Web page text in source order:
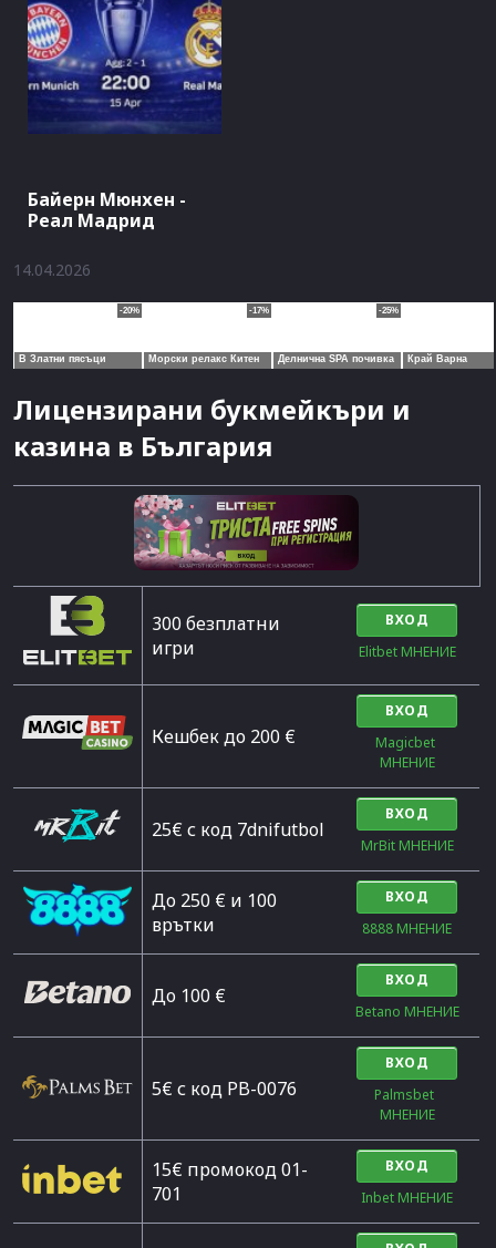
Байерн Мюнхен -
Реал Мадрид
14.04.2026
Лицензирани букмейкъри и
казина в България
300 безплатни
игри
ВХОД
Elitbet МНЕНИЕ
Кешбек до 200 €
ВХОД
Magicbet
МНЕНИЕ
25€ с код 7dnifutbol
ВХОД
MrBit МНЕНИЕ
До 250 € и 100
врътки
ВХОД
8888 МНЕНИЕ
Дo 100 €
ВХОД
Betano МНЕНИЕ
5€ с код PB-0076
ВХОД
Palmsbet
МНЕНИЕ
15€ промокод 01-
701
ВХОД
Inbet МНЕНИЕ